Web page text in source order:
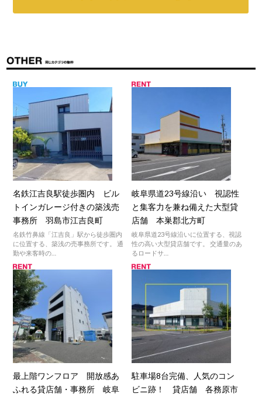
名鉄江吉良駅徒歩圏内 ビル
トインガレージ付きの築浅売
事務所 羽島市江吉良町
名鉄竹鼻線「江吉良」駅から徒歩圏内
に位置する、築浅の売事務所です。 通
勤や来客時の…
岐阜県道23号線沿い 視認性
と集客力を兼ね備えた大型貸
店舗 本巣郡北方町
岐阜県道23号線沿いに位置する、視認
性の高い大型貸店舗です。 交通量のあ
るロードサ…
最上階ワンフロア 開放感あ
ふれる貸店舗・事務所 岐阜
駐車場8台完備、人気のコン
ビニ跡！ 貸店舗 各務原市